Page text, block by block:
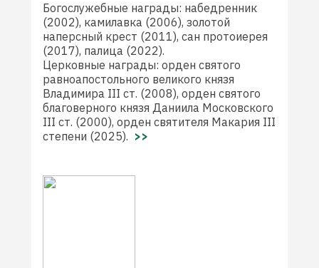
Богослужебные награды: набедренник
(2002), камилавка (2006), золотой
наперсный крест (2011), сан протоиерея
(2017), палица (2022).
Церковные награды: орден святого
равноапостольного великого князя
Владимира III ст. (2008), орден святого
благоверного князя Даниила Московского
III ст. (2000), орден святителя Макария III
степени (2025). >>